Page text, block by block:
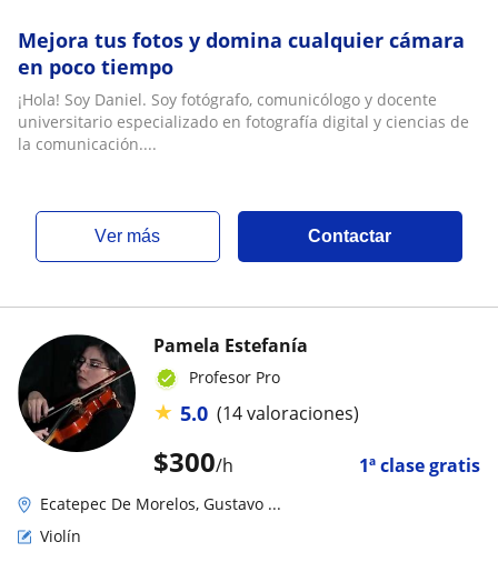
Mejora tus fotos y domina cualquier cámara
en poco tiempo
¡Hola! Soy Daniel. Soy fotógrafo, comunicólogo y docente
universitario especializado en fotografía digital y ciencias de
la comunicación....
ver más Contactar
$300/h 1ª clase gratis
Pamela Estefanía
Profesor Pro
★ 5.0 (14 valoraciones)
Ecatepec De Morelos, Gustavo ...
Violín